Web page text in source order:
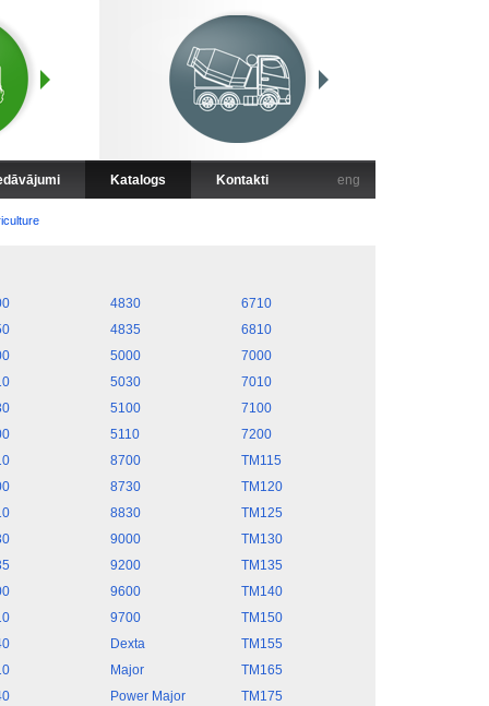
Katalogs Kontakti eng
4830
4835
5000
5030
5100
5110
6710
6810
7000
7010
7100
7200
8700
8730
8830
9000
9200
9600
9700
Dexta
Major
Power Major
TM115
TM120
TM125
TM130
TM135
TM140
TM150
TM155
TM165
TM175